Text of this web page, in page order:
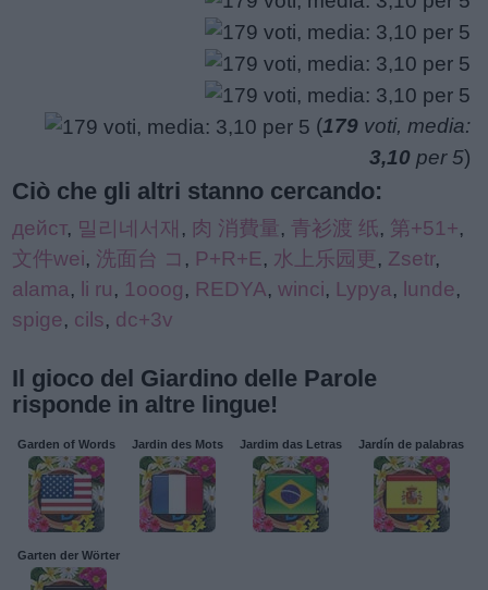
(179 voti, media:
3,10 per 5)
Ciò che gli altri stanno cercando:
дейст, 밀리네서재 , 肉 消費量 , 青衫渡 纸, 第+51+,
文件wei, 洗面台 コ , P+R+E, 水上乐园更, Zsetr,
alama, li ru, 1ooog, REDYA, winci, Lypya, lunde,
spige, cils, dc+3v
Il gioco del Giardino delle Parole
risponde in altre lingue!
Garden of Words Jardin des Mots Jardim das Letras Jardín de palabras
Garten der Wörter